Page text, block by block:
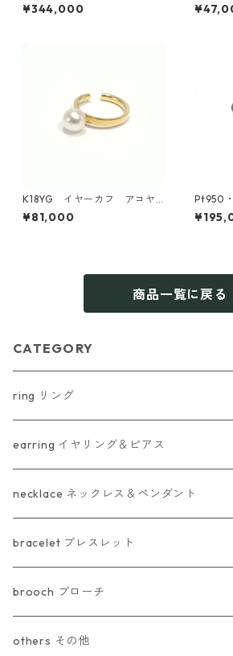
ング（K280302）
¥344,000
ケシ真
トップ
K18YG イヤーカフ アコヤ
真珠5.5-6.0ｍｍ 片耳用【KA
WABE JEWELRYオリジナル】
¥81,000
Pt950
リング
商品一覧に戻る
CATEGORY
ring リング
earring イヤリング＆ピアス
necklace ネックレス＆ペンダント
bracelet ブレスレット
brooch ブローチ
others その他